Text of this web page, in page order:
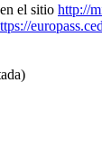
el sitio http://